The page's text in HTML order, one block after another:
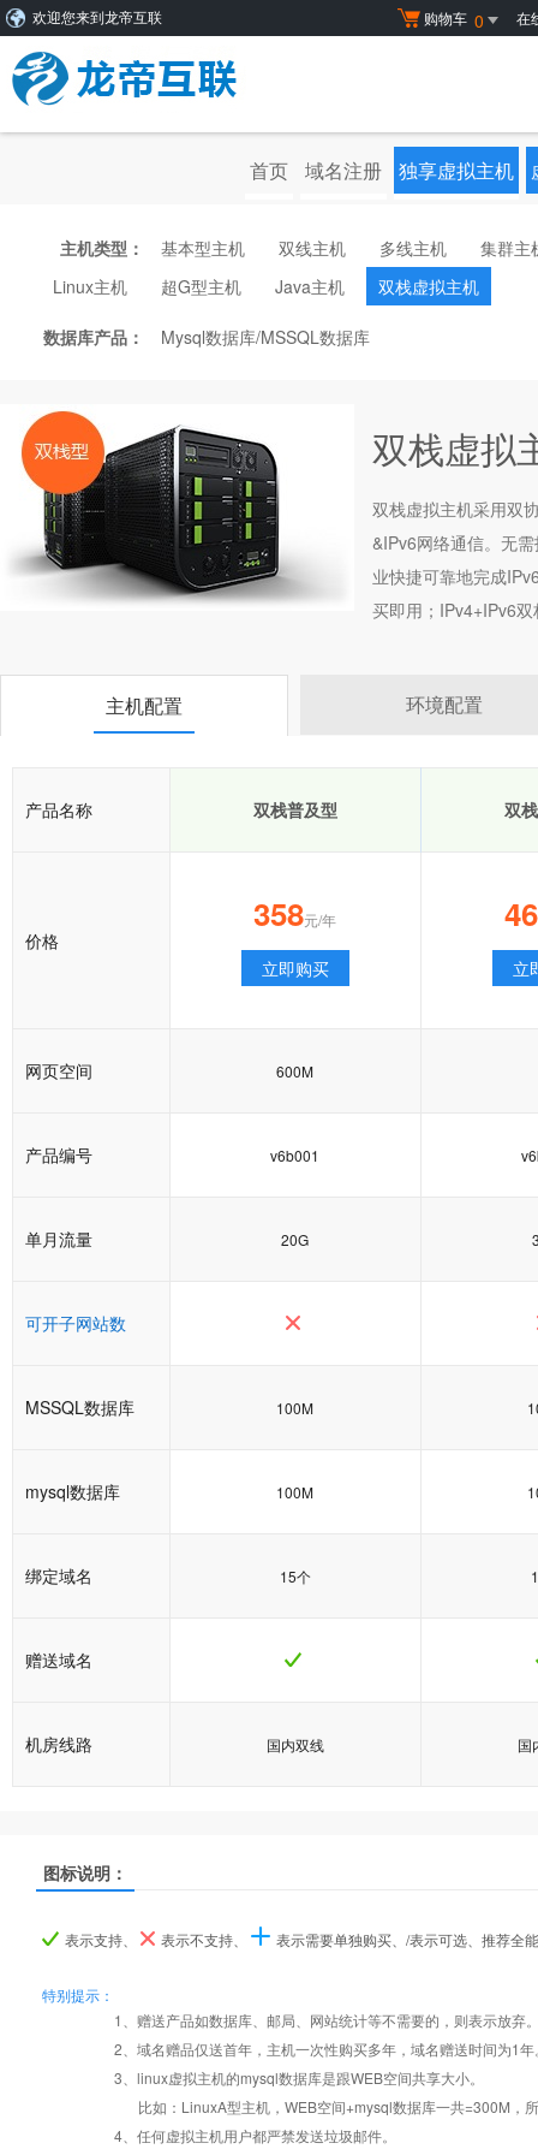
购物车 0 在
欢迎您来到龙帝互联
首页 域名注册 独享虚拟主机
主机类型： 基本型主机 双线主机 多线主机
集群主
Linux主机
超G型主机 Java主机 双栈虚拟主机
数据库产品： Mysql数据库/MSSQL数据库
双栈虚拟
双栈虚拟主机采用双
&IPv6网络通信。无
业快捷可靠地完成
买即用；IPv4+IPv6
主机配置 环境配置
产品名称 双栈普及型 双
价格
358元/年
立即购买 立
网页空间 600M
产品编号 v6b001
单月流量 20G
可开子网站数
MSSQL数据库 100M
mysql数据库 100M
绑定域名 15个
赠送域名
机房线路 国内双线 国
产品名称
Windows/Linux
产品名称
错误页面定义
产品名称
数据定期备份
数据自助恢复
图标说明：
表示支持、 表示不支持、 表示需要单独购买、/表示可选、推荐全
特别提示：
1、赠送产品如数据库、邮局、网站统计等不需要的，则表示放弃
2、域名赠品仅送首年，主机一次性购买多年，域名赠送时间为1年
3、linux虚拟主机的mysql数据库是跟WEB空间共享大小。
比如：LinuxA型主机，WEB空间+mysql数据库一共=300M，
4、任何虚拟主机用户都严禁发送垃圾邮件。